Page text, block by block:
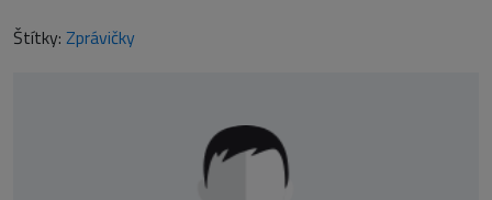
Štítky: Zprávičky